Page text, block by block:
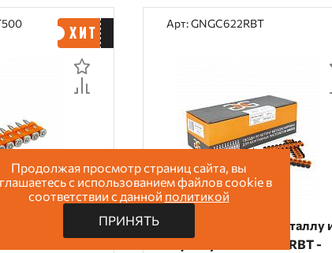
металлу и
22-BT - 500
Арт: GNGC622RBT
Гвозди по бетону металлу
кирпичу GNGC6-22-RBT -
Продолжая просмотр страниц сайта, вы
с использованием файлов cookie в
соответствии с данной политикой
ПРИНЯТЬ